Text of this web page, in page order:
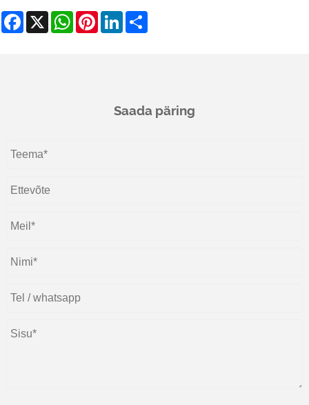
Facebook
X WhatsApp
Pinterest
LinkedIn
Saada päring